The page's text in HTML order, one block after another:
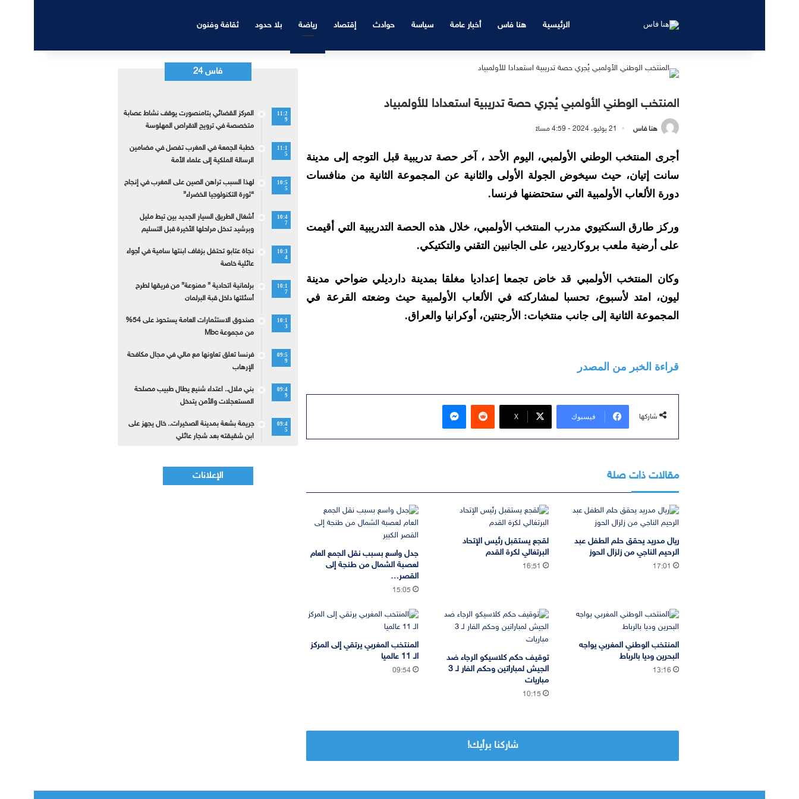
الرئيسية هنا فاس أخبار عامة سياسة حوادث إقتصاد رياضة بلا حدود ثقافة وفنون
المنتخب الوطني الأولمبي يُجري حصة تدريبية استعدادا للأولمبياد
هنا فاس 21 يوليو، 2024 - 4:59 مساءً
أجرى المنتخب الوطني الأولمبي، اليوم الأحد ، آخر حصة تدريبية قبل التوجه إلى مدينة
سانت إتيان، حيث سيخوض الجولة الأولى والثانية عن المجموعة الثانية من منافسات
دورة الألعاب الأولمبية التي ستحتضنها فرنسا.
وركز طارق السكتيوي مدرب المنتخب الأولمبي، خلال هذه الحصة التدريبية التي أقيمت
على أرضية ملعب بروكارديير، على الجانبين التقني والتكتيكي.
وكان المنتخب الأولمبي قد خاض تجمعا إعداديا مغلقا بمدينة دارديلي ضواحي مدينة
ليون، امتد لأسبوع، تحسبا لمشاركته في الألعاب الأولمبية حيث وضعته القرعة في
المجموعة الثانية إلى جانب منتخبات: الأرجنتين، أوكرانيا والعراق.
قراءة الخبر من المصدر
شاركها فيسبوك ‫X
ماسنجر
مقالات ذات صلة
ريال مدريد يحقق حلم الطفل عبد
الرحيم الناجي من زلزال الحوز
17:01
لقجع يستقبل رئيس الإتحاد
البرتغالي لكرة القدم
16:51
جدل واسع بسبب نقل الجمع العام
لعصبة الشمال من طنجة إلى
القصر…
15:05
المنتخب الوطني المغربي يواجه
البحرين وديا بالرباط
13:16
توقيف حكم كلاسيكو الرجاء ضد
الجيش لمباراتين وحكم الفار لـ 3
مباريات
10:15
المنتخب المغربي يرتقي إلى المركز
الـ 11 عالميا
09:54
شاركنا برأيك!
فاس 24
11:2
9
المركز القضائي بتامنصورت يوقف نشاط عصابة
متخصصة في ترويج الاقراص المهلوسة
11:1
5
خطبة الجمعة في المغرب تفصل في مضامين
الرسالة الملكية إلى علماء الأمة
10:5
5
لهذا السبب تراهن الصين على المغرب في إنجاح
“ثورة التكنولوجيا الخضراء”
10:4
7
أشغال الطريق السيار الجديد بين تيط مليل
وبرشيد تدخل مراحلها الأخيرة قبل التسليم
10:3
4
نجاة عتابو تحتفل بزفاف ابنتها سامية في أجواء
عائلية خاصة
10:1
7
برلمانية اتحادية ” ممنوعة” من فريقها لطرح
أسئلتها داخل قبة البرلمان
10:1
3
صندوق الاستثمارات العامة يستحوذ على 54%
من مجموعة Mbc
09:5
9
فرنسا تعلق تعاونها مع مالي في مجال مكافحة
الإرهاب
09:4
9
بني ملال.. اعتداء شنيع يطال طبيب مصلحة
المستعجلات والأمن يتدخل
09:4
5
جريمة بشعة بمدينة الصخيرات.. خال يجهز على
ابن شقيقته بعد شجار عائلي
الإعلانات